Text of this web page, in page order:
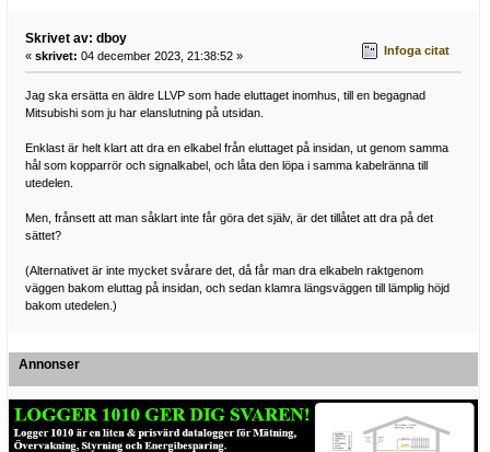
Skrivet av: dboy
« skrivet: 04 december 2023, 21:38:52 » Infoga citat
Jag ska ersätta en äldre LLVP som hade eluttaget inomhus, till en begagnad
Mitsubishi som ju har elanslutning på utsidan.
Enklast är helt klart att dra en elkabel från eluttaget på insidan, ut genom samma
hål som kopparrör och signalkabel, och låta den löpa i samma kabelränna till
utedelen.
Men, frånsett att man såklart inte får göra det själv, är det tillåtet att dra på det
sättet?
(Alternativet är inte mycket svårare det, då får man dra elkabeln raktgenom
väggen bakom eluttag på insidan, och sedan klamra längsväggen till lämplig höjd
bakom utedelen.)
Annonser